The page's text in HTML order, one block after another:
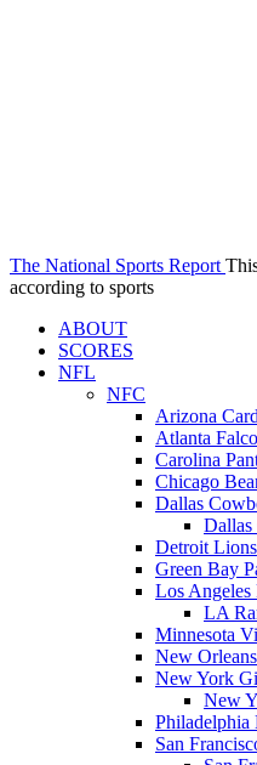
The National Sports Report
according to sports
ABOUT
SCORES
NFL
NFC
Arizona
Atlanta
Carolina
Chicago
Dallas
Detroit Lions
Green Bay
Los Angeles
LA
Minnesota
New
New York
New
Philadelphia
San